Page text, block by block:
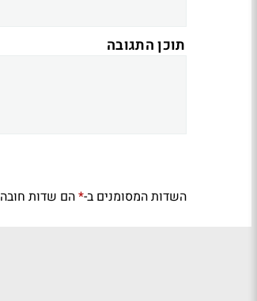
תוכן התגובה
השדות המסומנים ב-*הם שדות חובה